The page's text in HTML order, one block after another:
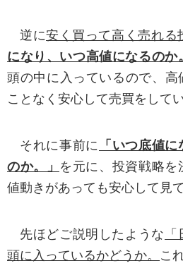
（Google による Cookie の
について http://
ds/）
ることなく変更されること
プライバシーポリシーにつ
掲載した時から効力が生じ
またプライバシーポリシ
お客様が提供した個人情報
逆に安く買って高く売れる
になり、いつ高値になるのか
頭の中に入っているので、高
ことなく安心して売買をしてい
それに事前に
「いつ底値
のか。」 を元に、投資戦略
値動きがあっても安心して見
先ほどご説明したような
頭に入っているかどうか。 こ